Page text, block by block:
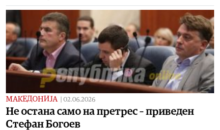
МАКЕДОНИЈА 02.06.2026
Не остана само на претрес – приведен
Стефан Богоев